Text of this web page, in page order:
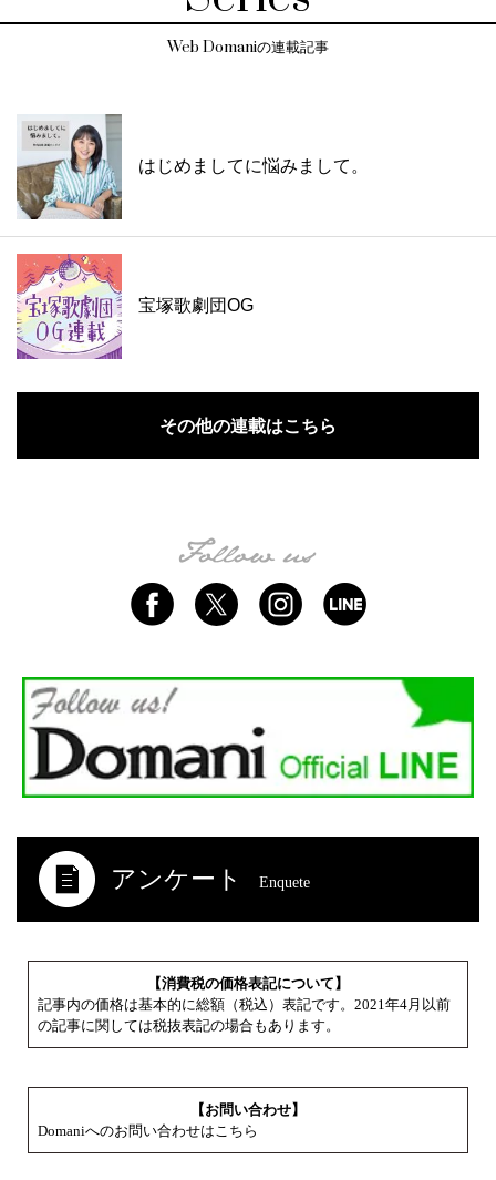
Web Domaniの連載記事
はじめましてに悩みまして。
宝塚歌劇団OG
その他の連載はこちら
アンケート Enquete
【消費税の価格表記について】
記事内の価格は基本的に総額（税込）表記です。2021年4月以前
の記事に関しては税抜表記の場合もあります。
【お問い合わせ】
Domaniへのお問い合わせはこちら